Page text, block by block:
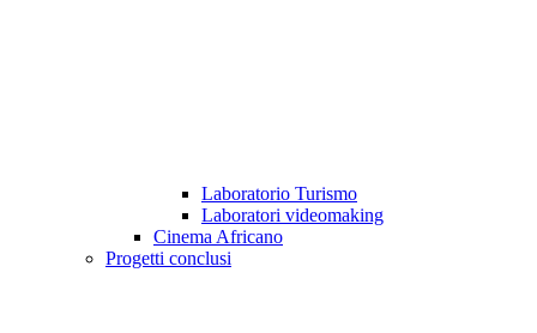
Laboratorio Turismo
Laboratori videomaking
Cinema Africano
Progetti conclusi